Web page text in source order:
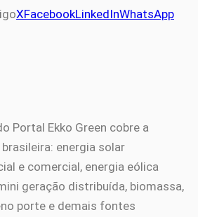
XFacebookLinkedInWhatsApp
Portal Ekko Green cobre a
energia solar
e comercial, energia eólica
geração distribuída, biomassa,
porte e demais fontes